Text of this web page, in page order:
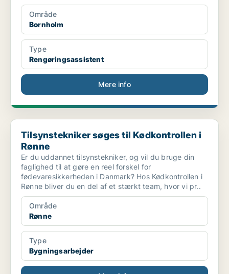
Område
Bornholm
Type
Rengøringsassistent
Mere info
Tilsynstekniker søges til Kødkontrollen i Rønne
Tilsynstekniker søges til Kødkontrollen i
Rønne
Er du uddannet tilsynstekniker, og vil du bruge din
faglighed til at gøre en reel forskel for
fødevaresikkerheden i Danmark? Hos Kødkontrollen i
Rønne bliver du en del af et stærkt team, hvor vi pr..
Område
Rønne
Type
Bygningsarbejder